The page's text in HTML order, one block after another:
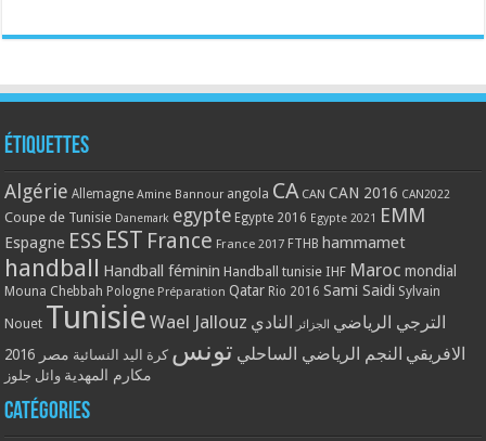
Étiquettes
Algérie Allemagne Amine Bannour angola CA CAN CAN 2016 CAN2022
Coupe de Tunisie Danemark egypte Egypte 2016 Egypte 2021 EMM
Espagne ESS EST France France 2017 FTHB hammamet
handball Handball féminin Handball tunisie IHF Maroc mondial
Mouna Chebbah Pologne Préparation Qatar Rio 2016 Sami Saidi Sylvain
Nouet Tunisie Wael Jallouz الترجي الرياضي الجزائر النادي
الافريقي النجم الرياضي الساحلي تونس كرة اليد النسائية مصر 2016
مكارم المهدية وائل جلوز
Catégories